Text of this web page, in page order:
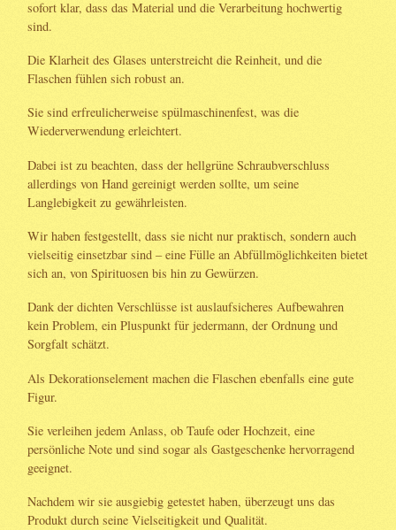
sofort klar, dass das Material und die Verarbeitung hochwertig
sind.
Die Klarheit des Glases unterstreicht die Reinheit, und die
Flaschen fühlen sich robust an.
Sie sind erfreulicherweise spülmaschinenfest, was die
Wiederverwendung erleichtert.
Dabei ist zu beachten, dass der hellgrüne Schraubverschluss
allerdings von Hand gereinigt werden sollte, um seine
Langlebigkeit zu gewährleisten.
Wir haben festgestellt, dass sie nicht nur praktisch, sondern auch
vielseitig einsetzbar sind – eine Fülle an Abfüllmöglichkeiten bietet
sich an, von Spirituosen bis hin zu Gewürzen.
Dank der dichten Verschlüsse ist auslaufsicheres Aufbewahren
kein Problem, ein Pluspunkt für jedermann, der Ordnung und
Sorgfalt schätzt.
Als Dekorationselement machen die Flaschen ebenfalls eine gute
Figur.
Sie verleihen jedem Anlass, ob Taufe oder Hochzeit, eine
persönliche Note und sind sogar als Gastgeschenke hervorragend
geeignet.
Nachdem wir sie ausgiebig getestet haben, überzeugt uns das
Produkt durch seine Vielseitigkeit und Qualität.